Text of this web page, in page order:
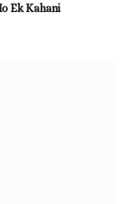
Ek Kahani